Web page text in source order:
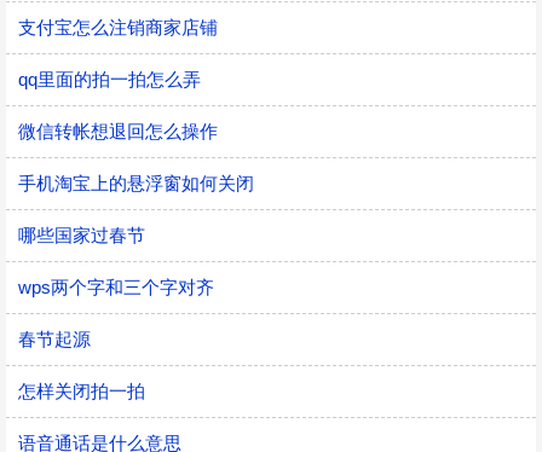
支付宝怎么注销商家店铺
qq里面的拍一拍怎么弄
微信转帐想退回怎么操作
手机淘宝上的悬浮窗如何关闭
哪些国家过春节
wps两个字和三个字对齐
春节起源
怎样关闭拍一拍
语音通话是什么意思